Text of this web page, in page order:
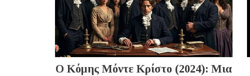
Ο Κόμης Μόντε Κρίστο (2024): Μια